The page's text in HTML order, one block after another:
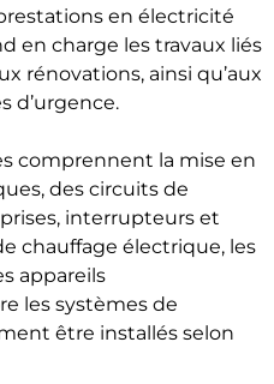
en électricité
en charge les travaux liés
rénovations, ainsi qu’aux
d’urgence.
comprennent la mise en
des circuits de
interrupteurs et
chauffage électrique, les
appareils
les systèmes de
être installés selon